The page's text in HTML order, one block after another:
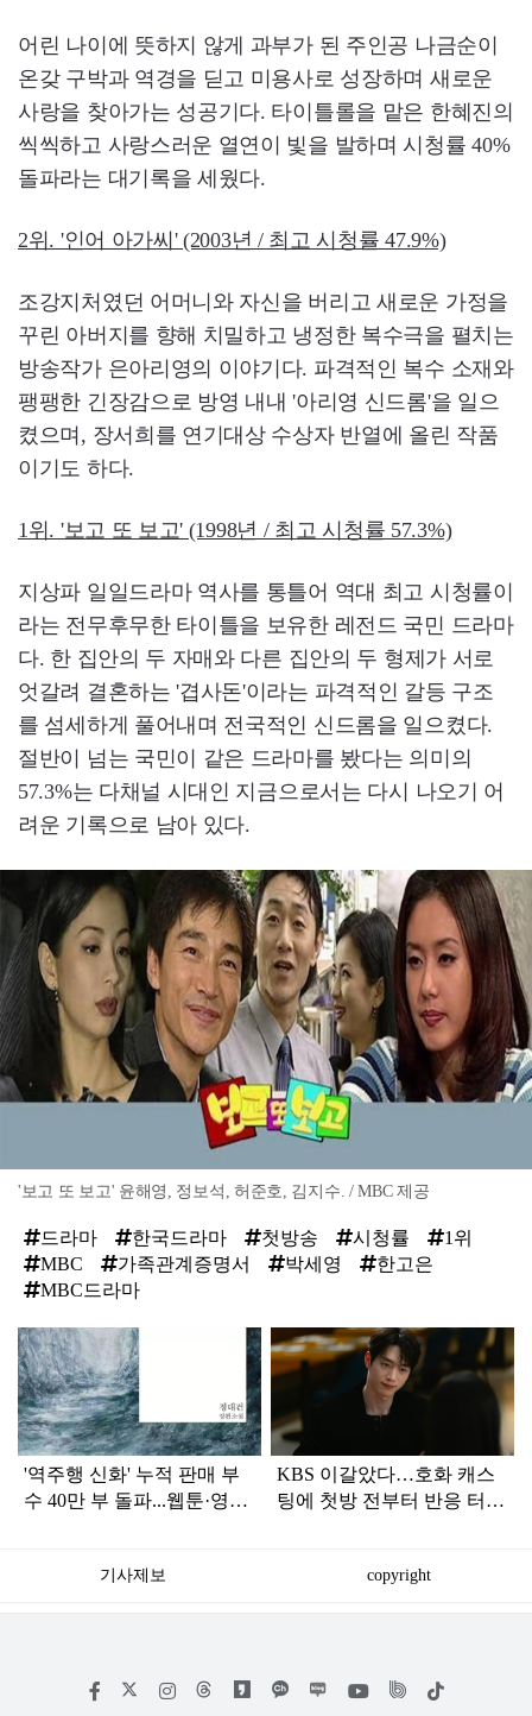
어린 나이에 뜻하지 않게 과부가 된 주인공 나금순이
온갖 구박과 역경을 딛고 미용사로 성장하며 새로운
사랑을 찾아가는 성공기다. 타이틀롤을 맡은 한혜진의
씩씩하고 사랑스러운 열연이 빛을 발하며 시청률 40%
돌파라는 대기록을 세웠다.
2위. '인어 아가씨' (2003년 / 최고 시청률 47.9%)
조강지처였던 어머니와 자신을 버리고 새로운 가정을
꾸린 아버지를 향해 치밀하고 냉정한 복수극을 펼치는
방송작가 은아리영의 이야기다. 파격적인 복수 소재와
팽팽한 긴장감으로 방영 내내 '아리영 신드롬'을 일으
켰으며, 장서희를 연기대상 수상자 반열에 올린 작품
이기도 하다.
1위. '보고 또 보고' (1998년 / 최고 시청률 57.3%)
지상파 일일드라마 역사를 통틀어 역대 최고 시청률이
라는 전무후무한 타이틀을 보유한 레전드 국민 드라마
다. 한 집안의 두 자매와 다른 집안의 두 형제가 서로
엇갈려 결혼하는 '겹사돈'이라는 파격적인 갈등 구조
를 섬세하게 풀어내며 전국적인 신드롬을 일으켰다.
절반이 넘는 국민이 같은 드라마를 봤다는 의미의
57.3%는 다채널 시대인 지금으로서는 다시 나오기 어
려운 기록으로 남아 있다.
'보고 또 보고' 윤해영, 정보석, 허준호, 김지수. / MBC 제공
드라마 한국드라마 첫방송 시청률
1위
MBC
가족관계증명서 박세영
한고은
MBC드라마
탑
라
인
'역주행 신화' 누적 판매 부
수 40만 부 돌파...웹툰·영상
KBS 이갈았다…호화 캐스
팅에 첫방 전부터 반응 터진
기사제보 copyright
페
인
위
틱